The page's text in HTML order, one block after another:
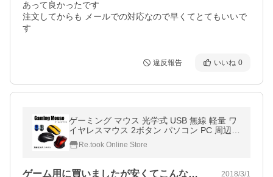
あって良かったです
注文してからも メールでの対応なので早くてとてもいいで
す
違反報告 いいね 0
ゲーミング マウス 光学式 USB 無線 軽量 ワ
イヤレスマウス 2ボタン パソコン PC 周辺機
器 zs1180
Re.took Online Store
ゲーム用に買いましたが安くてこんないい… 2018/3/1